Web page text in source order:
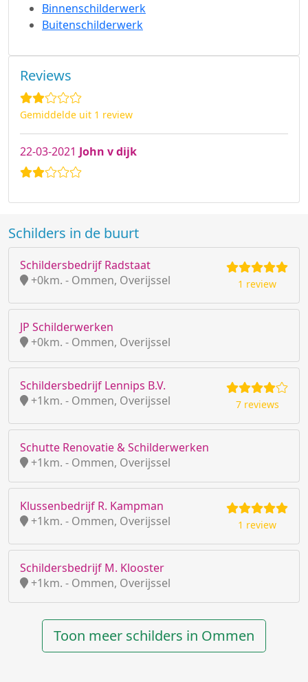
Binnenschilderwerk
Buitenschilderwerk
Reviews
Gemiddelde uit 1 review
22-03-2021 John v dijk
Schilders in de buurt
Schildersbedrijf Radstaat
+0km. - Ommen, Overijssel
1 review
JP Schilderwerken
+0km. - Ommen, Overijssel
Schildersbedrijf Lennips B.V.
+1km. - Ommen, Overijssel
7 reviews
Schutte Renovatie & Schilderwerken
+1km. - Ommen, Overijssel
Klussenbedrijf R. Kampman
+1km. - Ommen, Overijssel
1 review
Schildersbedrijf M. Klooster
+1km. - Ommen, Overijssel
Toon meer schilders in Ommen